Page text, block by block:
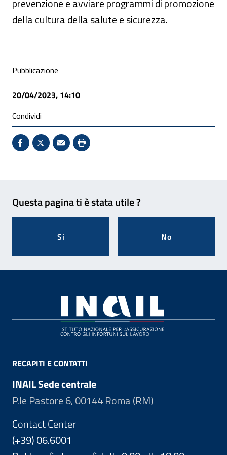
prevenzione e avviare programmi di promozione
della cultura della salute e sicurezza.
Condivisione social
Pubblicazione
20/04/2023, 14:10
Condividi
Condividi su Facebook - Sito esterno - Apertura in
X - Sito esterno - Apertura in nuova finestra
Invio Mail: apre il programma di posta
Stampa pagina: scelta meno
Questa pagina ti è stata utile ?
Si No
RECAPITI E CONTATTI
INAIL Sede centrale
P.le Pastore 6, 00144 Roma (RM)
Contact Center
(+39) 06.6001